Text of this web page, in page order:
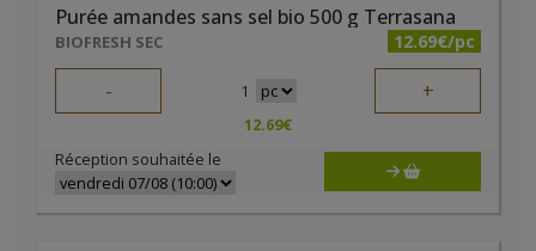
Purée amandes sans sel bio 500 g Terrasana
BIOFRESH SEC 12.69€/pc
- 1 +
12.69€
Réception souhaitée le